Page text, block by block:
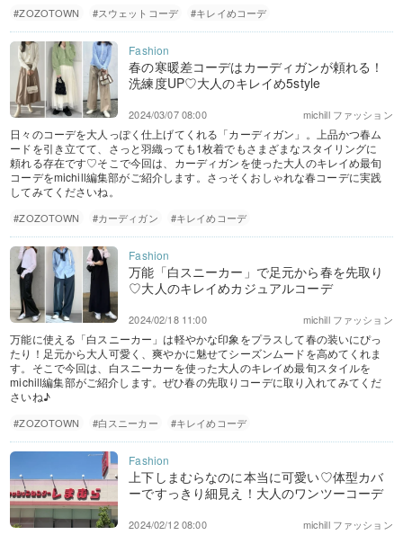
#ZOZOTOWN #スウェットコーデ #キレイめコーデ
春の寒暖差コーデはカーディガンが頼れる！
洗練度UP♡大人のキレイめ5style
michill ファッション
2024/03/07 08:00
日々のコーデを大人っぽく仕上げてくれる「カーディガン」。上品かつ春ム
ードを引き立てて、さっと羽織っても1枚着でもさまざまなスタイリングに
頼れる存在です♡そこで今回は、カーディガンを使った大人のキレイめ最旬
コーデをmichill編集部がご紹介します。さっそくおしゃれな春コーデに実践
してみてくださいね。
#ZOZOTOWN #カーディガン #キレイめコーデ
万能「白スニーカー」で足元から春を先取り
♡大人のキレイめカジュアルコーデ
michill ファッション
2024/02/18 11:00
万能に使える「白スニーカー」は軽やかな印象をプラスして春の装いにぴっ
たり！足元から大人可愛く、爽やかに魅せてシーズンムードを高めてくれま
す。そこで今回は、白スニーカーを使った大人のキレイめ最旬スタイルを
michill編集部がご紹介します。ぜひ春の先取りコーデに取り入れてみてくだ
さいね♪
#ZOZOTOWN #白スニーカー #キレイめコーデ
上下しまむらなのに本当に可愛い♡体型カバ
ーですっきり細見え！大人のワンツーコーデ
michill ファッション
2024/02/12 08:00